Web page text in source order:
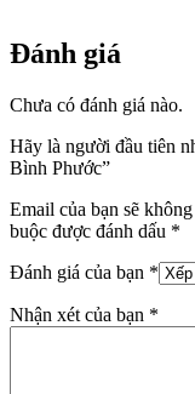
Đánh giá
Chưa có đánh giá nào.
Hãy là người đầu tiên
Bình Phước”
Email của bạn sẽ
buộc được đánh dấu *
Đánh giá của bạn *
Nhận xét của bạn *